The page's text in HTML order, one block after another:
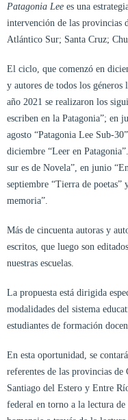
Patagonia Lee es una
intervención de las provincias
Atlántico Sur; Santa Cruz;
El ciclo, que comenzó en
y autores de todos los
año 2021 se realizaron los
escriben en la Patagonia”; en
agosto “Patagonia Lee Sub-
diciembre “Leer en
sur es de Novela”, en junio
septiembre “Tierra de
memoria”.
Más de cincuenta autoras y
escritos, que luego son
nuestras escuelas.
La propuesta está dirigida
modalidades del sistema
estudiantes de formación
En esta oportunidad, se
referentes de las provincias
Santiago del Estero y Entre
federal en torno a la lectura de